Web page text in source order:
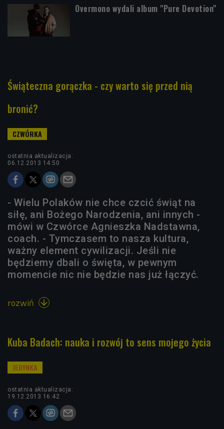
Overmono wydali album "Pure Devotion"
Świąteczna gorączka - czy warto się przed nią
bronić?
ostatnia aktualizacja:
06.12.2013 14:50
- Wielu Polaków nie chce czcić świąt na
siłę, ani Bożego Narodzenia, ani innych -
mówi w Czwórce Agnieszka Nadstawna,
coach. - Tymczasem to nasza kultura,
ważny element cywilizacji. Jeśli nie
będziemy dbali o święta, w pewnym
momencie nic nie będzie nas już łączyć.
rozwiń 
Kuba Badach: nauka i rozwój to sens mojego życia
ostatnia aktualizacja:
19.12.2013 16:42